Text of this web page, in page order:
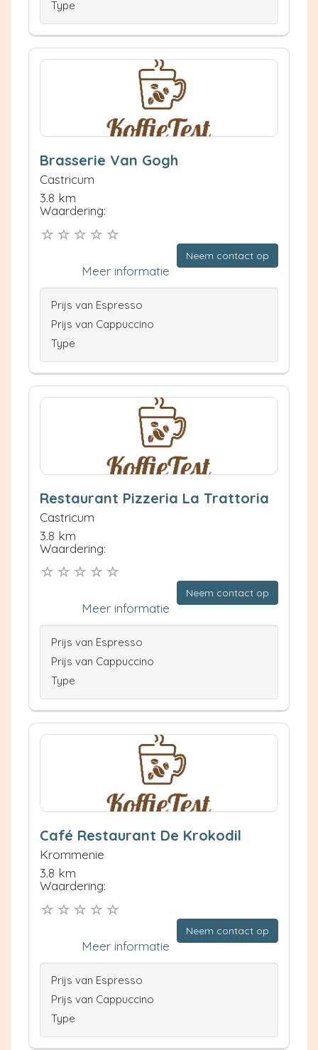
Type
Brasserie Van Gogh
Castricum
3.8 km
Waardering:
Neem contact op
Meer informatie
Prijs van Espresso
Prijs van Cappuccino
Type
Restaurant Pizzeria La Trattoria
Castricum
3.8 km
Waardering:
Neem contact op
Meer informatie
Prijs van Espresso
Prijs van Cappuccino
Type
Café Restaurant De Krokodil
Krommenie
3.8 km
Waardering:
Neem contact op
Meer informatie
Prijs van Espresso
Prijs van Cappuccino
Type